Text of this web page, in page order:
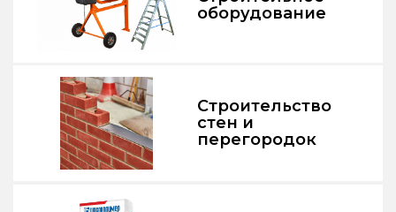
оборудование
Строительство
стен и
перегородок